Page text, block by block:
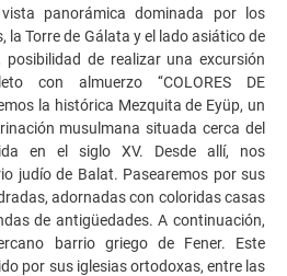
panorámica dominada por los
la Torre de Gálata y el lado asiático de
de realizar una excursión
con almuerzo ‘‘COLORES DE
la histórica Mezquita de Eyüp, un
musulmana situada cerca del
en el siglo XV. Desde allí, nos
judío de Balat. Pasearemos por sus
adornadas con coloridas casas
de antigüedades. A continuación,
barrio griego de Fener. Este
por sus iglesias ortodoxas, entre las